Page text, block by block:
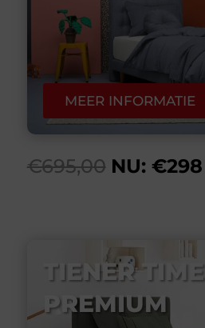
MEER INFORMATIE
€695,00 NU: €298
TIENER TIME
PREMIUM